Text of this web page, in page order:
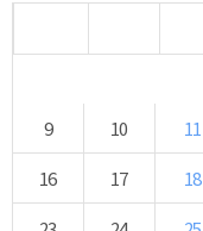
9
10 11
16
17 18